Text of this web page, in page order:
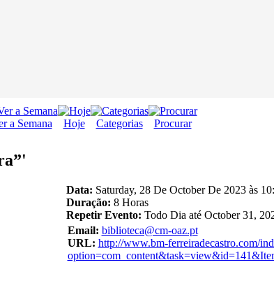
a Semana Hoje Categorias Procurar
Data: Saturday, 28 De October De 2023 às
Duração: 8 Horas
Repetir Evento: Todo Dia até October 31,
Email: biblioteca@cm-oaz.pt
URL: http://www.bm-ferreiradecastro.com/